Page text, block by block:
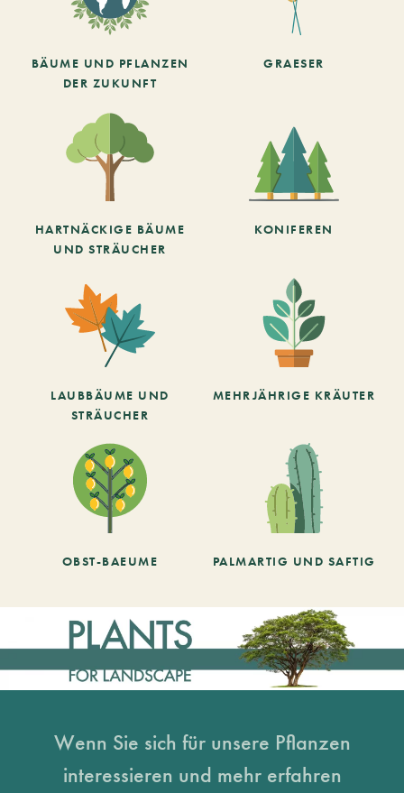
BÄUME UND PFLANZEN
DER ZUKUNFT
GRAESER
HARTNÄCKIGE BÄUME
UND STRÄUCHER
KONIFEREN
LAUBBÄUME UND
STRÄUCHER
MEHRJÄHRIGE KRÄUTER
OBST-BAEUME PALMARTIG UND SAFTIG
Wenn Sie sich für unsere Pflanzen
interessieren und mehr erfahren